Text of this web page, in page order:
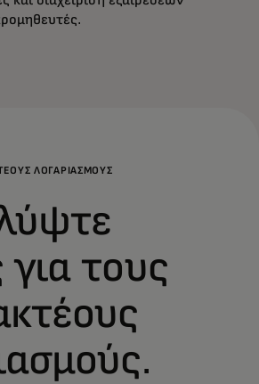
ΛΟΓΑΡΙΑΣΜΟΎΣ
για τους